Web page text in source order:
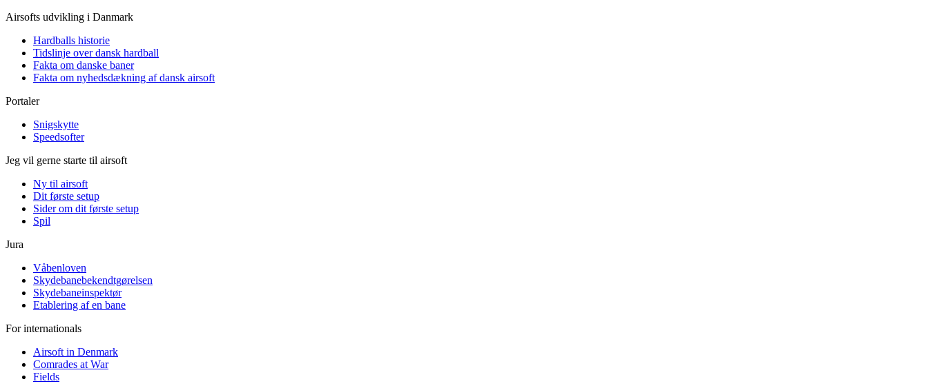
Airsofts udvikling i Danmark
Hardballs historie
Tidslinje over dansk hardball
Fakta om danske baner
Fakta om nyhedsdækning af dansk airsoft
Portaler
Snigskytte
Speedsofter
Jeg vil gerne starte til airsoft
Ny til airsoft
Dit første setup
Sider om dit første setup
Spil
Jura
Våbenloven
Skydebanebekendtgørelsen
Skydebaneinspektør
Etablering af en bane
For internationals
Airsoft in Denmark
Comrades at War
Fields